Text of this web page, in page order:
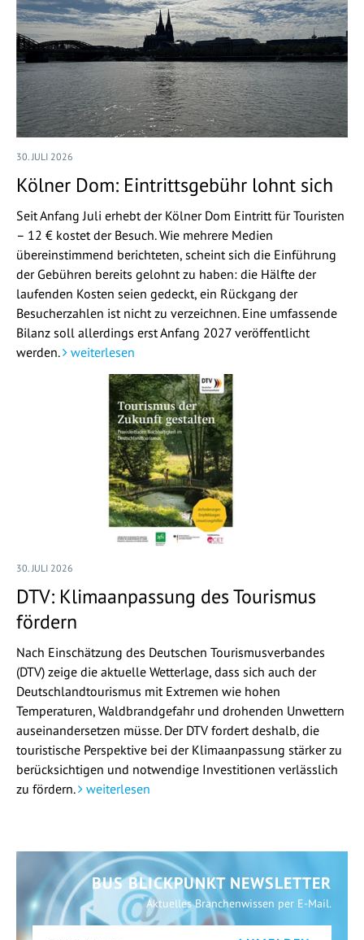
30. JULI 2026
Kölner Dom: Eintrittsgebühr lohnt sich
Seit Anfang Juli erhebt der Kölner Dom Eintritt für Touristen
– 12 € kostet der Besuch. Wie mehrere Medien
übereinstimmend berichteten, scheint sich die Einführung
der Gebühren bereits gelohnt zu haben: die Hälfte der
laufenden Kosten seien gedeckt, ein Rückgang der
Besucherzahlen ist nicht zu verzeichnen. Eine umfassende
Bilanz soll allerdings erst Anfang 2027 veröffentlicht
werden.
weiterlesen
30. JULI 2026
DTV: Klimaanpassung des Tourismus
fördern
Nach Einschätzung des Deutschen Tourismusverbandes
(DTV) zeige die aktuelle Wetterlage, dass sich auch der
Deutschlandtourismus mit Extremen wie hohen
Temperaturen, Waldbrandgefahr und drohenden Unwettern
auseinandersetzen müsse. Der DTV fordert deshalb, die
touristische Perspektive bei der Klimaanpassung stärker zu
berücksichtigen und notwendige Investitionen verlässlich
zu fördern.
weiterlesen
BUS BLICKPUNKT NEWSLETTER
Aktuelles Branchenwissen per E-Mail.